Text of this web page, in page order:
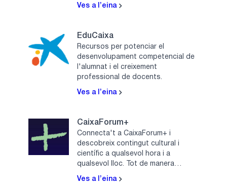
Ves a l’eina
EduCaixa
Recursos per potenciar el
desenvolupament competencial de
l'alumnat i el creixement
professional de docents.
Ves a l’eina
CaixaForum+
Connecta't a CaixaForum+ i
descobreix contingut cultural i
científic a qualsevol hora i a
qualsevol lloc. Tot de manera
gratuïta.
Ves a l’eina